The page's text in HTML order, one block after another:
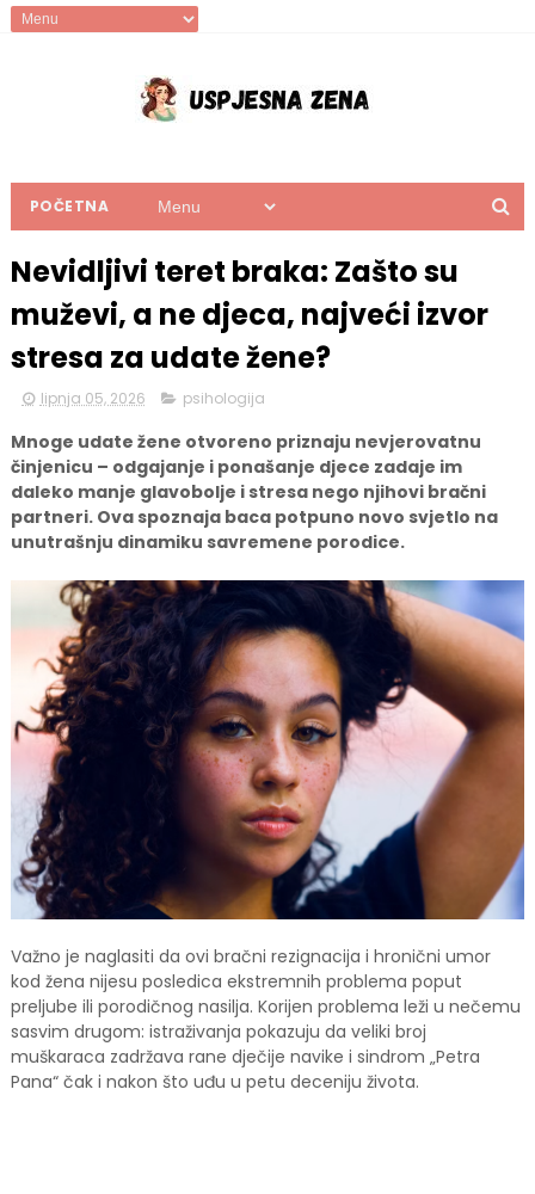
POČETNA
Nevidljivi teret braka: Zašto su
muževi, a ne djeca, najveći izvor
stresa za udate žene?
lipnja 05, 2026 psihologija
Mnoge udate žene otvoreno priznaju nevjerovatnu
činjenicu – odgajanje i ponašanje djece zadaje im
daleko manje glavobolje i stresa nego njihovi bračni
partneri. Ova spoznaja baca potpuno novo svjetlo na
unutrašnju dinamiku savremene porodice.
Važno je naglasiti da ovi bračni rezignacija i hronični umor
kod žena nijesu posledica ekstremnih problema poput
preljube ili porodičnog nasilja. Korijen problema leži u nečemu
sasvim drugom: istraživanja pokazuju da veliki broj
muškaraca zadržava rane dječije navike i sindrom „Petra
Pana“ čak i nakon što uđu u petu deceniju života.